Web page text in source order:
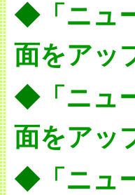
◆「ニュ
面をアッ
◆「ニュ
面をアッ
◆「ニュ